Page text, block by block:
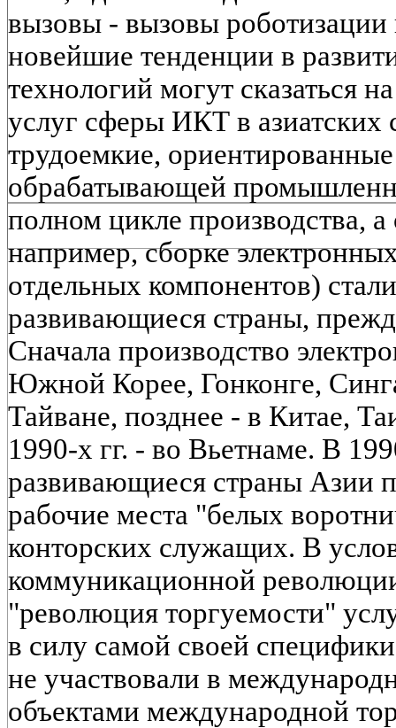
вызовы - вызовы
новейшие тенденции в
технологий могут сказаться
услуг сферы ИКТ в азиатских
трудоемкие,
обрабатывающей
полном цикле производства,
например, сборке
отдельных компонентов)
развивающиеся страны,
Сначала производство
Южной Корее, Гонконге,
Тайване, позднее - в Китае,
1990-х гг. - во Вьетнаме. В
развивающиеся страны Азии
рабочие места "белых
конторских служащих. В
коммуникационной
"революция торгуемости"
в силу самой своей
не участвовали в
объектами международной